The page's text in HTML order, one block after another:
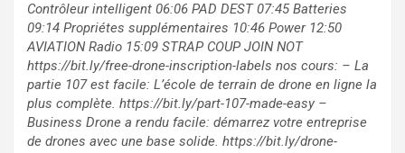
Contrôleur intelligent 06:06 PAD DEST 07:45 Batteries
09:14 Propriétes supplémentaires 10:46 Power 12:50
AVIATION Radio 15:09 STRAP COUP JOIN NOT
https://bit.ly/free-drone-inscription-labels nos cours: – La
partie 107 est facile: L’école de terrain de drone en ligne la
plus complète. https://bit.ly/part-107-made-easy –
Business Drone a rendu facile: démarrez votre entreprise
de drones avec une base solide. https://bit.ly/drone-